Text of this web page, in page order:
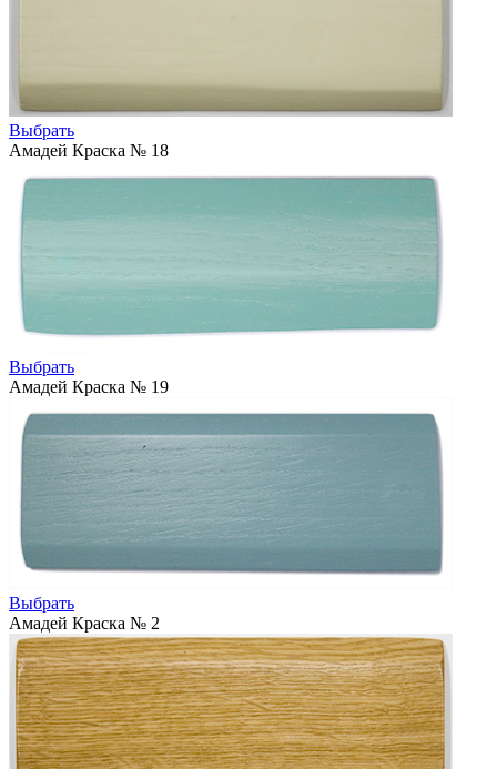
Выбрать
Амадей Краска № 18
Выбрать
Амадей Краска № 19
Выбрать
Амадей Краска № 2